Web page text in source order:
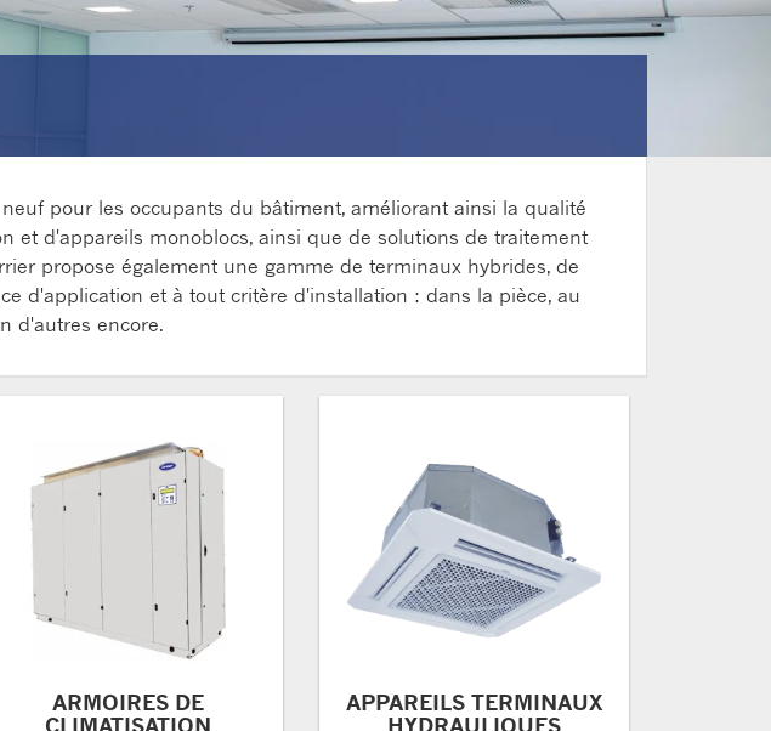
pour les occupants du bâtiment, améliorant ainsi la qualité
et d'appareils monoblocs, ainsi que de solutions de traitement
propose également une gamme de terminaux hybrides, de
d'application et à tout critère d'installation : dans la pièce, au
d'autres encore.
ARMOIRES DE
CLIMATISATION
APPAREILS TERMINAUX
HYDRAULIQUES